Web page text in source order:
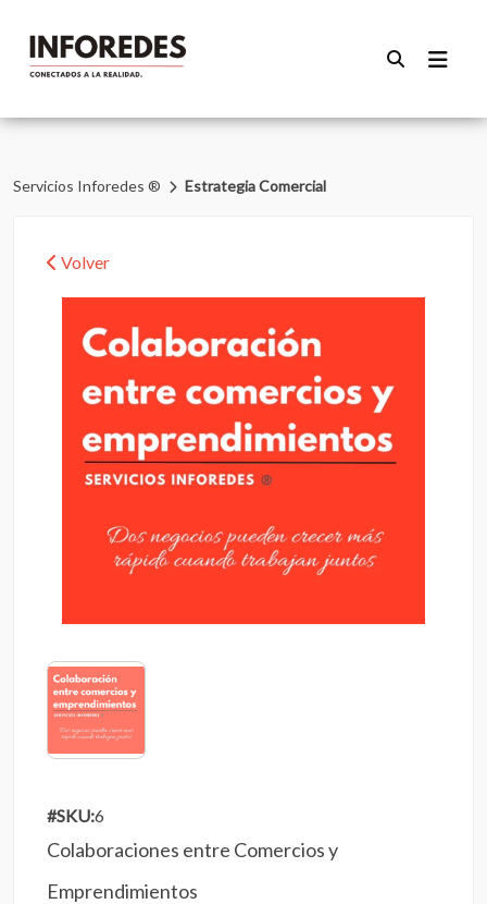
Servicios Inforedes ® Estrategia Comercial
Volver
#SKU:6
Colaboraciones entre Comercios y
Emprendimientos